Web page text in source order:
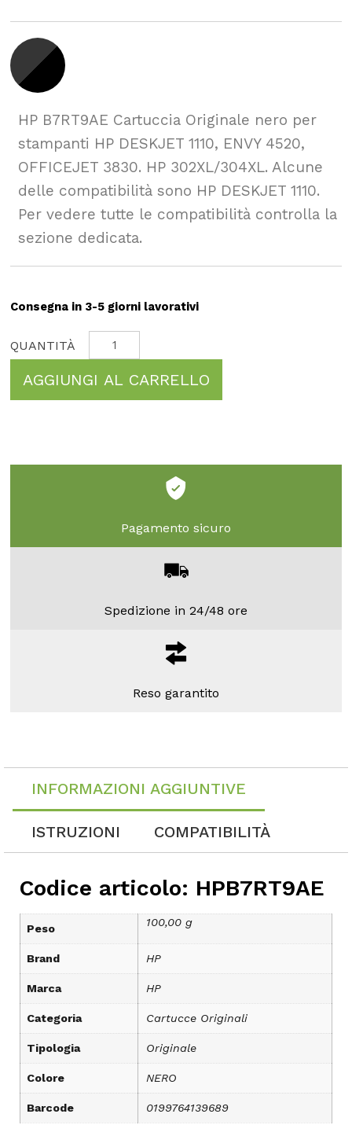
HP B7RT9AE Cartuccia Originale nero per
stampanti HP DESKJET 1110, ENVY 4520,
OFFICEJET 3830. HP 302XL/304XL. Alcune
delle compatibilità sono HP DESKJET 1110.
Per vedere tutte le compatibilità controlla la
sezione dedicata.
Consegna in 3-5 giorni lavorativi
AGGIUNGI AL CARRELLO
Pagamento sicuro
Spedizione in 24/48 ore
Reso garantito
INFORMAZIONI AGGIUNTIVE
ISTRUZIONI COMPATIBILITÀ
Codice articolo: HPB7RT9AE
Peso 100,00 g
Brand HP
Marca HP
Categoria Cartucce Originali
Tipologia Originale
Colore NERO
Barcode 0199764139689